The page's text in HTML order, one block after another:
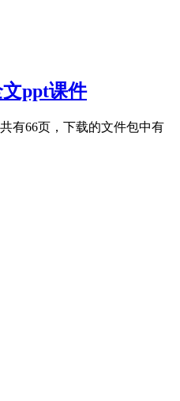
ppt课件
有66页，下载的文件包中有